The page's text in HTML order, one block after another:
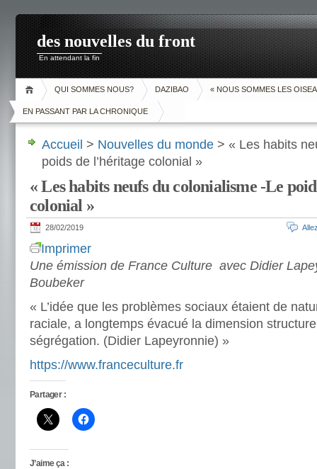
des nouvelles du front
En attendant la fin
QUI SOMMES NOUS? DAZIBAO « NOUS SOMMES LES
EN PASSANT PAR LA CHRONIQUE
Accueil > Nouvelles du monde > « Les habits
poids de l’héritage colonial »
« Les habits neufs du colonialisme -Le
colonial »
28/02/2019
Imprimer
Une émission de France Culture avec Didier
Boubeker
« L’idée que les problèmes sociaux étaient de
raciale, a longtemps évacué la dimension
ségrégation. (Didier Lapeyronnie) »
https://www.franceculture.fr
Partager :
J’aime ça :